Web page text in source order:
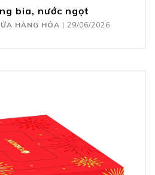
bia, nước ngọt
HÀNG HÓA | 29/06/2026